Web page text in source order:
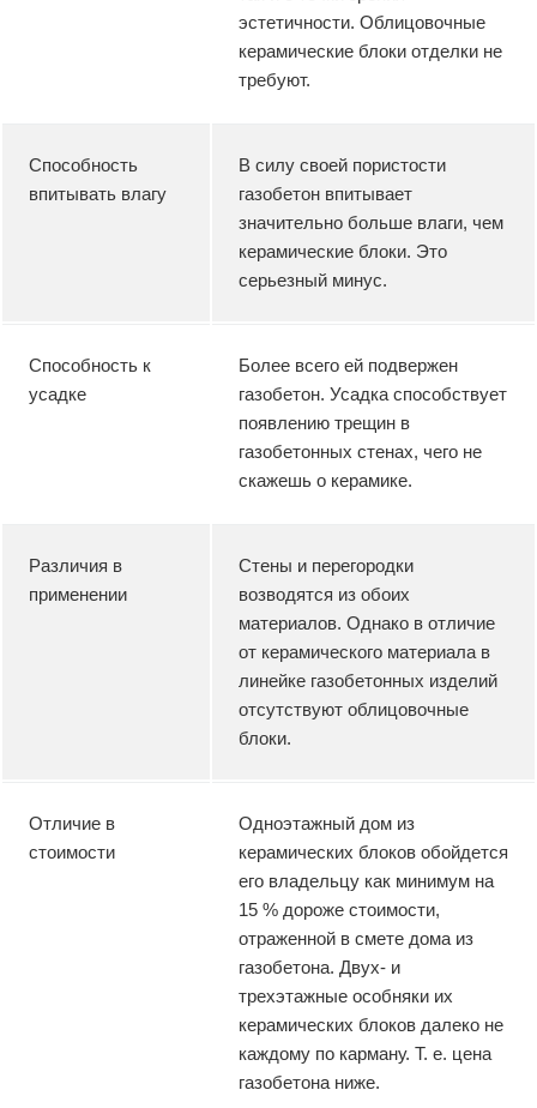
эстетичности. Облицовочные
керамические блоки отделки не
требуют.
Способность
впитывать влагу
В силу своей пористости
газобетон впитывает
значительно больше влаги, чем
керамические блоки. Это
серьезный минус.
Способность к
усадке
Более всего ей подвержен
газобетон. Усадка способствует
появлению трещин в
газобетонных стенах, чего не
скажешь о керамике.
Различия в
применении
Стены и перегородки
возводятся из обоих
материалов. Однако в отличие
от керамического материала в
линейке газобетонных изделий
отсутствуют облицовочные
блоки.
Отличие в
стоимости
Одноэтажный дом из
керамических блоков обойдется
его владельцу как минимум на
15 % дороже стоимости,
отраженной в смете дома из
газобетона. Двух- и
трехэтажные особняки их
керамических блоков далеко не
каждому по карману. Т. е. цена
газобетона ниже.